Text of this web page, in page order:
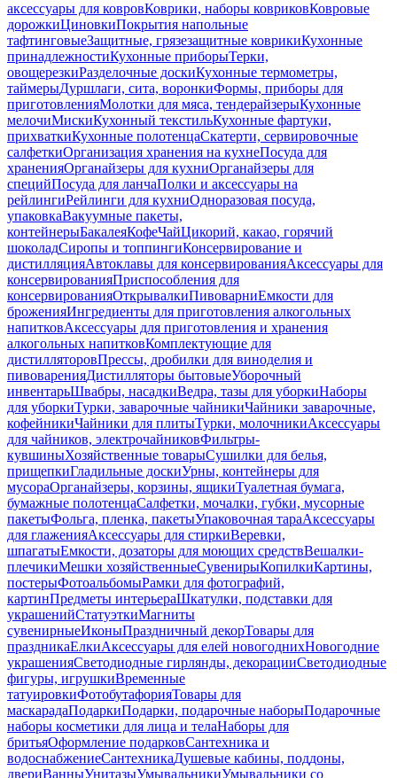
аксессуары для ковровКоврики, наборы ковриковКовровые
дорожкиЦиновкиПокрытия напольные
тафтинговыеЗащитные, грязезащитные коврикиКухонные
принадлежностиКухонные приборыТерки,
овощерезкиРазделочные доскиКухонные термометры,
таймерыДуршлаги, сита, воронкиФормы, приборы для
приготовленияМолотки для мяса, тендерайзерыКухонные
мелочиМискиКухонный текстильКухонные фартуки,
прихваткиКухонные полотенцаСкатерти, сервировочные
салфеткиОрганизация хранения на кухнеПосуда для
храненияОрганайзеры для кухниОрганайзеры для
специйПосуда для ланчаПолки и аксессуары на
рейлингиРейлинги для кухниОдноразовая посуда,
упаковкаВакуумные пакеты,
контейнерыБакалеяКофеЧайЦикорий, какао, горячий
шоколадСиропы и топпингиКонсервирование и
дистилляцияАвтоклавы для консервированияАксессуары для
консервированияПриспособления для
консервированияОткрывалкиПивоварниЕмкости для
броженияИнгредиенты для приготовления алкогольных
напитковАксессуары для приготовления и хранения
алкогольных напитковКомплектующие для
дистилляторовПрессы, дробилки для виноделия и
пивоваренияДистилляторы бытовыеУборочный
инвентарьШвабры, насадкиВедра, тазы для уборкиНаборы
для уборкиТурки, заварочные чайникиЧайники заварочные,
кофейникиЧайники для плитыТурки, молочникиАксессуары
для чайников, электрочайниковФильтры-
кувшиныХозяйственные товарыСушилки для белья,
прищепкиГладильные доскиУрны, контейнеры для
мусораОрганайзеры, корзины, ящикиТуалетная бумага,
бумажные полотенцаСалфетки, мочалки, губки, мусорные
пакетыФольга, пленка, пакетыУпаковочная тараАксессуары
для глаженияАксессуары для стиркиВеревки,
шпагатыЕмкости, дозаторы для моющих средствВешалки-
плечикиМешки хозяйственныеСувенирыКопилкиКартины,
постерыФотоальбомыРамки для фотографий,
картинПредметы интерьераШкатулки, подставки для
украшенийСтатуэткиМагниты
сувенирныеИконыПраздничный декорТовары для
праздникаЕлкиАксессуары для елей новогоднихНовогодние
украшенияСветодиодные гирлянды, декорацииСветодиодные
фигуры, игрушкиВременные
татуировкиФотобутафорияТовары для
маскарадаПодаркиПодарки, подарочные наборыПодарочные
наборы косметики для лица и телаНаборы для
бритьяОформление подарковСантехника и
водоснабжениеСантехникаДушевые кабины, поддоны,
двериВанныУнитазыУмывальникиУмывальники со